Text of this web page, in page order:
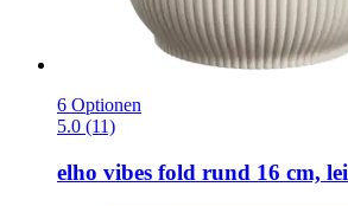
6 Optionen
5.0 (11)
elho vibes fold rund 16 cm,